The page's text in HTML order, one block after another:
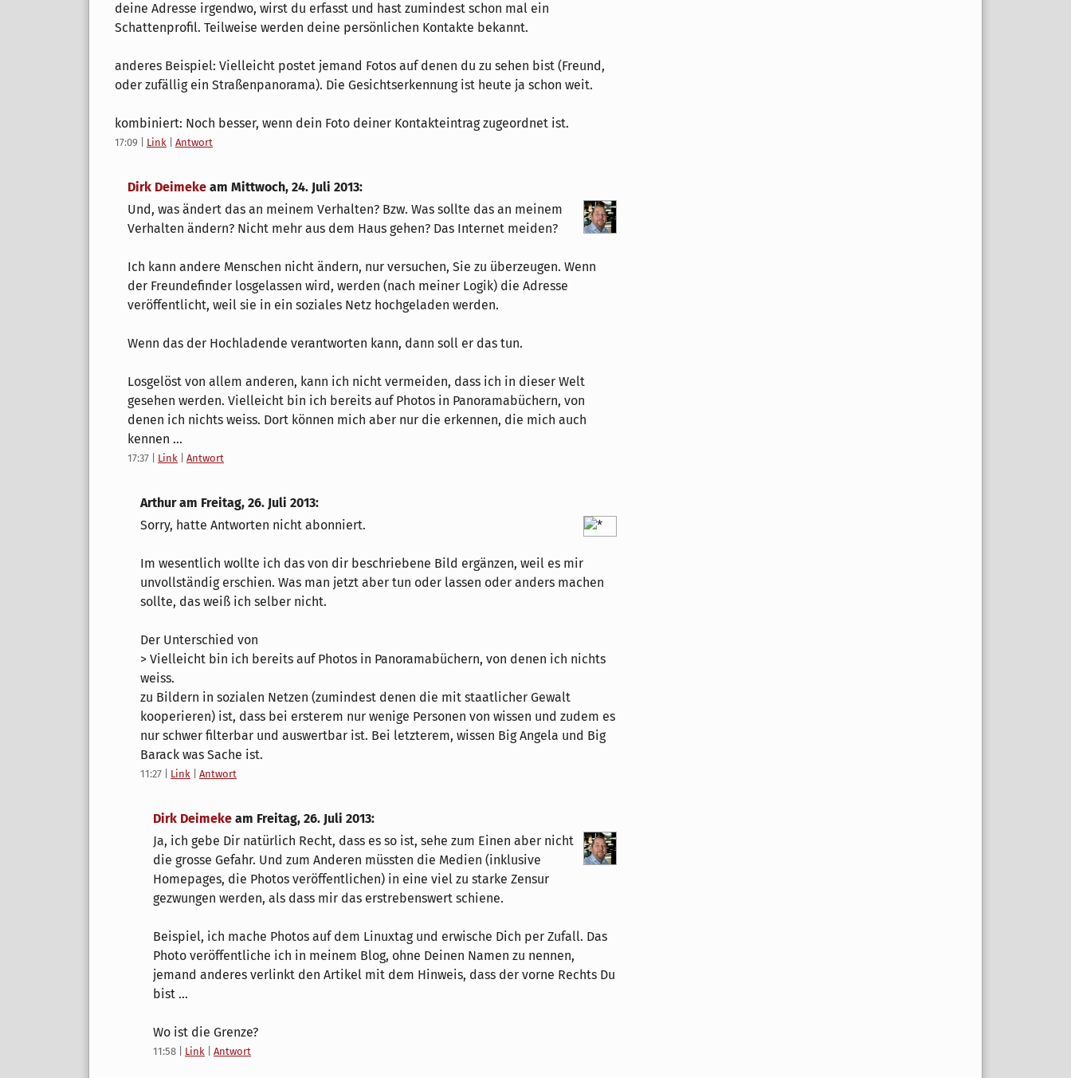
deine Adresse irgendwo, wirst du erfasst und hast zumindest schon mal ein
Schattenprofil. Teilweise werden deine persönlichen Kontakte bekannt.
anderes Beispiel: Vielleicht postet jemand Fotos auf denen du zu sehen bist (Freund,
oder zufällig ein Straßenpanorama). Die Gesichtserkennung ist heute ja schon weit.
kombiniert: Noch besser, wenn dein Foto deiner Kontakteintrag zugeordnet ist.
17:09 Link Antwort
Dirk Deimeke am Mittwoch, 24. Juli 2013:
Und, was ändert das an meinem Verhalten? Bzw. Was sollte das an meinem
Verhalten ändern? Nicht mehr aus dem Haus gehen? Das Internet meiden?
Ich kann andere Menschen nicht ändern, nur versuchen, Sie zu überzeugen. Wenn
der Freundefinder losgelassen wird, werden (nach meiner Logik) die Adresse
veröffentlicht, weil sie in ein soziales Netz hochgeladen werden.
Wenn das der Hochladende verantworten kann, dann soll er das tun.
Losgelöst von allem anderen, kann ich nicht vermeiden, dass ich in dieser Welt
gesehen werden. Vielleicht bin ich bereits auf Photos in Panoramabüchern, von
denen ich nichts weiss. Dort können mich aber nur die erkennen, die mich auch
kennen ...
17:37 Link Antwort
Arthur am Freitag, 26. Juli 2013:
Sorry, hatte Antworten nicht abonniert.
Im wesentlich wollte ich das von dir beschriebene Bild ergänzen, weil es mir
unvollständig erschien. Was man jetzt aber tun oder lassen oder anders machen
sollte, das weiß ich selber nicht.
Der Unterschied von
> Vielleicht bin ich bereits auf Photos in Panoramabüchern, von denen ich nichts
weiss.
zu Bildern in sozialen Netzen (zumindest denen die mit staatlicher Gewalt
kooperieren) ist, dass bei ersterem nur wenige Personen von wissen und zudem es
nur schwer filterbar und auswertbar ist. Bei letzterem, wissen Big Angela und Big
Barack was Sache ist.
11:27 Link Antwort
Dirk Deimeke am Freitag, 26. Juli 2013:
Ja, ich gebe Dir natürlich Recht, dass es so ist, sehe zum Einen aber nicht
die grosse Gefahr. Und zum Anderen müssten die Medien (inklusive
Homepages, die Photos veröffentlichen) in eine viel zu starke Zensur
gezwungen werden, als dass mir das erstrebenswert schiene.
Beispiel, ich mache Photos auf dem Linuxtag und erwische Dich per Zufall. Das
Photo veröffentliche ich in meinem Blog, ohne Deinen Namen zu nennen,
jemand anderes verlinkt den Artikel mit dem Hinweis, dass der vorne Rechts Du
bist ...
Wo ist die Grenze?
11:58 Link Antwort